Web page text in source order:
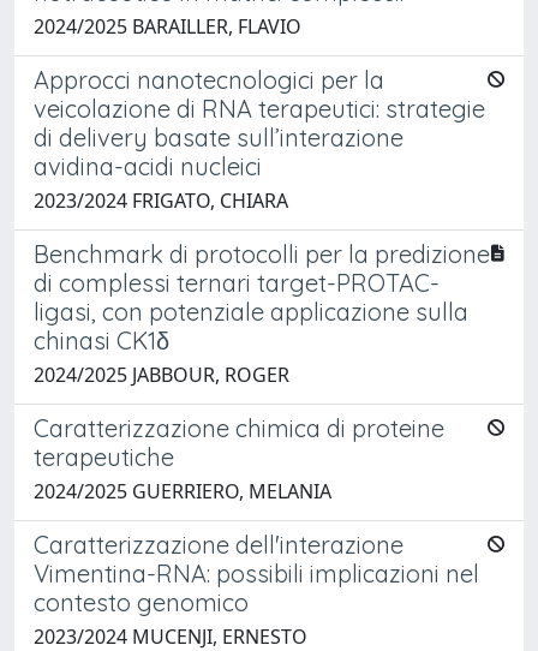
2024/2025 BARAILLER, FLAVIO
Approcci nanotecnologici per la
veicolazione di RNA terapeutici: strategie
di delivery basate sull’interazione
avidina-acidi nucleici
2023/2024 FRIGATO, CHIARA
Benchmark di protocolli per la predizione
di complessi ternari target-PROTAC-
ligasi, con potenziale applicazione sulla
chinasi CK1δ
2024/2025 JABBOUR, ROGER
Caratterizzazione chimica di proteine
terapeutiche
2024/2025 GUERRIERO, MELANIA
Caratterizzazione dell'interazione
Vimentina-RNA: possibili implicazioni nel
contesto genomico
2023/2024 MUCENJI, ERNESTO